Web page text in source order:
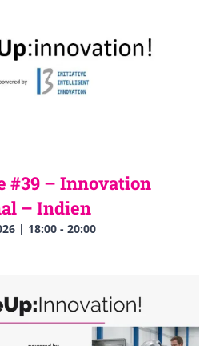
#39 – Innovation
– Indien
| 18:00 - 20:00